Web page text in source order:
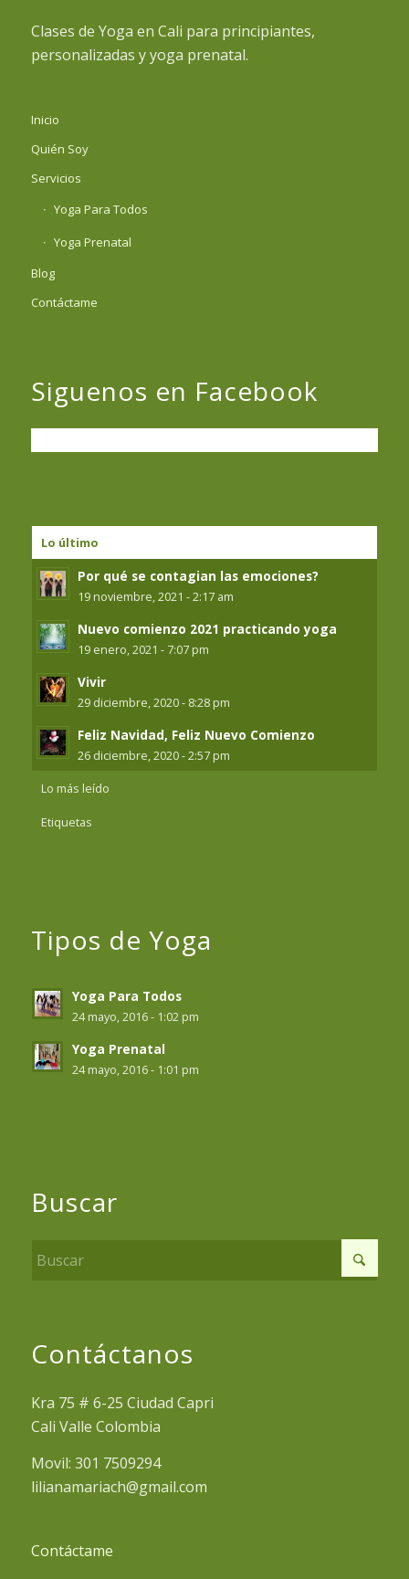
Clases de Yoga en Cali para principiantes,
personalizadas y yoga prenatal.
Inicio
Quién Soy
Servicios
Yoga Para Todos
Yoga Prenatal
Blog
Contáctame
Siguenos en Facebook
Lo último
Por qué se contagian las emociones?
19 noviembre, 2021 - 2:17 am
Nuevo comienzo 2021 practicando yoga
19 enero, 2021 - 7:07 pm
Vivir
29 diciembre, 2020 - 8:28 pm
Feliz Navidad, Feliz Nuevo Comienzo
26 diciembre, 2020 - 2:57 pm
Lo más leído
Etiquetas
Tipos de Yoga
Yoga Para Todos
24 mayo, 2016 - 1:02 pm
Yoga Prenatal
24 mayo, 2016 - 1:01 pm
Buscar
Contáctanos
Kra 75 # 6-25 Ciudad Capri
Cali Valle Colombia
Movil: 301 7509294
lilianamariach@gmail.com
Contáctame